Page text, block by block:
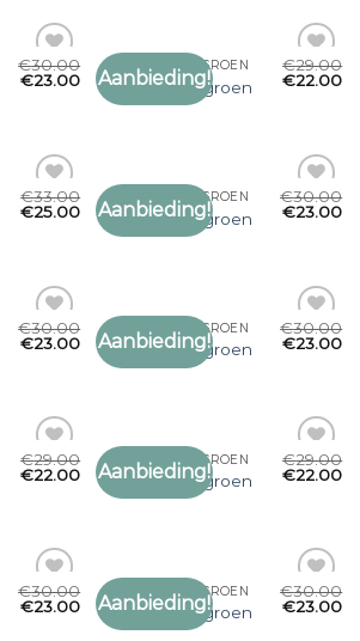
Toevoegen
€30.00
€23.00 Aanbieding!
Toevoegen
DAMES SJAAL GROEN
dames sjaal groen
€29.00
€22.00
Toevoegen
€33.00
€25.00 Aanbieding!
Toevoegen
DAMES SJAAL GROEN
dames sjaal groen
€30.00
€23.00
Toevoegen
€30.00
€23.00 Aanbieding!
Toevoegen
DAMES SJAAL GROEN
dames sjaal groen
€30.00
€23.00
Toevoegen
€29.00
€22.00 Aanbieding!
Toevoegen
DAMES SJAAL GROEN
dames sjaal groen
€29.00
€22.00
Toevoegen
€30.00
€23.00 Aanbieding!
Toevoegen
DAMES SJAAL GROEN
dames sjaal groen
€30.00
€23.00